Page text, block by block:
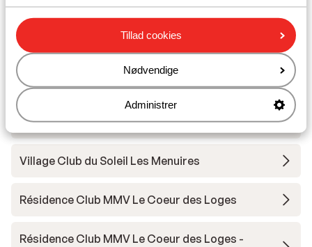
Tillad cookies
Nødvendige
Administrer
Résidence Montagnettes Le Hameau de la
Sapiniere - ekstra værelser
Résidence Les Clarines - Fordelagtig pris
Résidences Les Clarines
Village Club du Soleil Les Menuires
Résidence Club MMV Le Coeur des Loges
Résidence Club MMV Le Coeur des Loges -